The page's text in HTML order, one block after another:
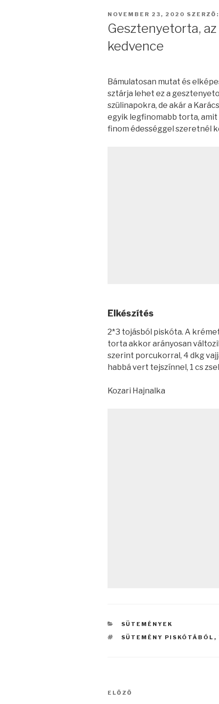
BEKÜLDVE:
NOVEMBER 23, 2020 SZERZŐ:
Gesztenyetorta,
kedvence
Bámulatosan mutat és
sztárja lehet ez a
szülinapokra, de akár a
egyik legfinomabb torta,
finom édességgel szeretnél
Elkészítés
2*3 tojásból piskóta. A
torta akkor arányosan
szerint porcukorral, 4 dkg
habbá vert tejszínnel, 1 cs
Kozari Hajnalka
KATEGÓRIÁK
SÜTEMÉNYEK
CÍMKÉK
SÜTEMÉNY PISKÓTÁBÓL ,
Bejegyzés
Korábbi
ELŐZŐ